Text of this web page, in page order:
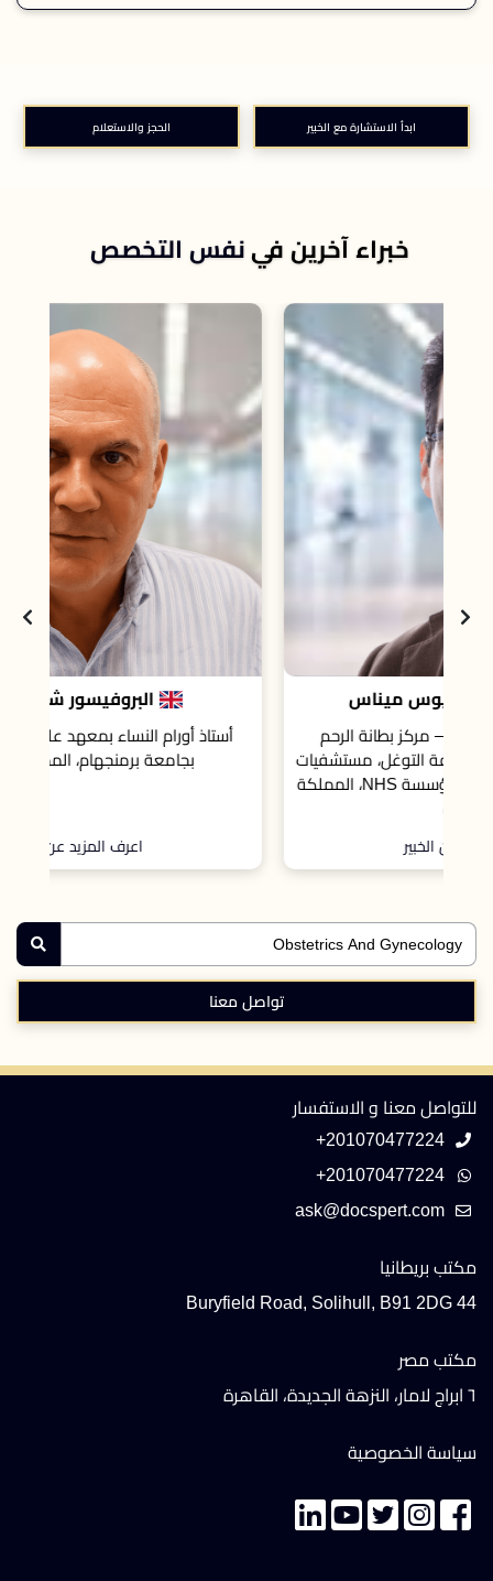
ابدأ الاستشارة مع الخبير الحجز والاستعلام
خبراء آخرين في نفس التخصص
البروفيسور شون كيوهو
أستاذ أورام النساء بمعهد علوم الأورام والجينوم
بجامعة برمنجهام، المملكة المتحدة
تواصل معنا
للتواصل معنا و الاستفسار
+201070477224
+201070477224
مكتب بريطانيا
44 Buryfield Road, Solihull, B91 2DG
مكتب مصر
٦ ابراج لامار، النزهة الجديدة، القاهرة
سياسة الخصوصية